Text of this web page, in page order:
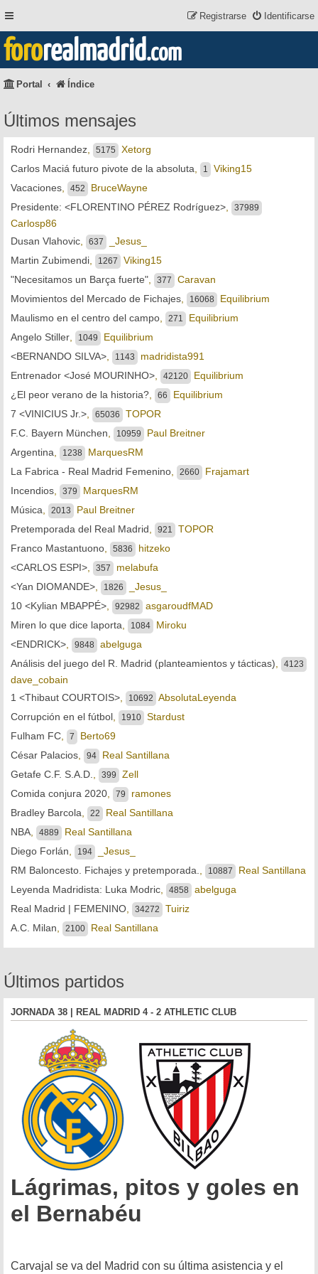
Identificarse
Registrarse
fororealmadrid.com
Portal Índice
Últimos mensajes
Rodri Hernandez 5175
Xetorg
Carlos Maciá futuro pivote de la absoluta
1
Viking15
Vacaciones
452
BruceWayne
Presidente: <FLORENTINO PÉREZ Rodríguez>
37989
Carlosp86
Dusan Vlahovic
637
_Jesus_
Martin Zubimendi
1267
Viking15
"Necesitamos un Barça fuerte"
377
Caravan
Movimientos del Mercado de Fichajes
16068
Equilibrium
Maulismo en el centro del campo
271
Equilibrium
Angelo Stiller
1049
Equilibrium
<BERNANDO SILVA>
1143
madridista991
Entrenador <José MOURINHO>
42120
Equilibrium
¿El peor verano de la historia?
66
Equilibrium
7 <VINICIUS Jr.>
65036
TOPOR
F.C. Bayern München
10959
Paul Breitner
Argentina
1238
MarquesRM
La Fabrica - Real Madrid Femenino
2660
Frajamart
Incendios
379
MarquesRM
Música
2013
Paul Breitner
Pretemporada del Real Madrid
921
TOPOR
Franco Mastantuono
5836
hitzeko
<CARLOS ESPI>
357
melabufa
<Yan DIOMANDE>
1826
_Jesus_
10 <Kylian MBAPPÉ>
92982
asgaroudfMAD
Miren lo que dice laporta
1084
Miroku
<ENDRICK>
9848
abelguga
Análisis del juego del R. Madrid (planteamientos y tácticas)
4123
dave_cobain
1 <Thibaut COURTOIS>
10692
AbsolutaLeyenda
Corrupción en el fútbol
1910
Stardust
Fulham FC
7
Berto69
César Palacios
94
Real Santillana
Getafe C.F. S.A.D.
399
Zell
Comida conjura 2020
79
ramones
Bradley Barcola
22
Real Santillana
NBA
4889
Real Santillana
Diego Forlán
194
_Jesus_
RM Baloncesto. Fichajes y pretemporada.
10887
Real Santillana
Leyenda Madridista: Luka Modric
4858
abelguga
Real Madrid | FEMENINO
34272
Tuiriz
A.C. Milan
2100 Real Santillana
Últimos partidos
JORNADA 38 | REAL MADRID 4 - 2 ATHLETIC CLUB
Lágrimas, pitos y goles en
el Bernabéu
Carvajal se va del Madrid con su última asistencia y el